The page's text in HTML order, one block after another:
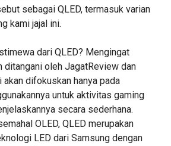
sebagai QLED, termasuk varian
kami jajal ini.
dari QLED? Mengingat
ditangani oleh JagatReview dan
difokuskan hanya pada
untuk aktivitas gaming
secara sederhana.
OLED, QLED merupakan
LED dari Samsung dengan